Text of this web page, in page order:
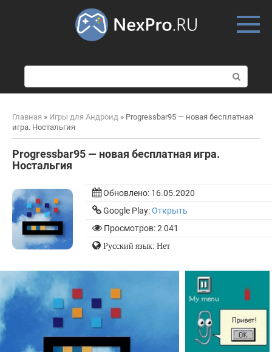
о
и
к
Главная » Игры для Андроид » Progressbar95 — новая бесплатная
игра. Ностальгия
Progressbar95 — новая бесплатная игра.
Ностальгия
Обновлено: 16.05.2020
Google Play:Открыть
Просмотров: 2 041
Русский язык: Нет